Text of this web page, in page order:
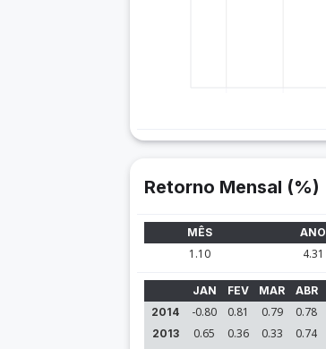
Retorno Mensal (%)
MÊS ANO
1.10 4.31
JAN FEV MAR ABR
2014
-0.80 0.81 0.79 0.78
2013 0.65 0.36 0.33 0.74